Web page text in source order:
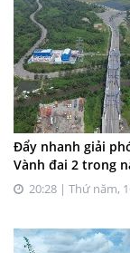
Đẩy nhanh giải
Vành đai 2 trong
20:28 | Thứ năm,